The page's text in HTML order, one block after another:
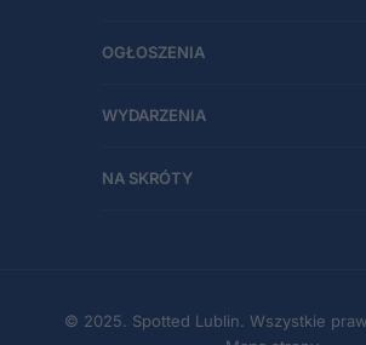
OGŁOSZENIA
WYDARZENIA
NA SKRÓTY
© 2025. Spotted Lublin. Wszystkie